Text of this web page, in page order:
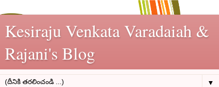
Kesiraju Venkata Varadaiah &
Rajani's Blog
▼